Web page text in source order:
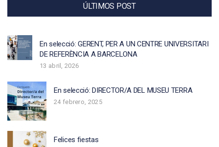
ÚLTIMOS POST
En selecció: GERENT, PER A UN CENTRE UNIVERSITARI
DE REFERÈNCIA A BARCELONA
13 abril, 2026
En selecció: DIRECTOR/A DEL MUSEU TERRA
24 febrero, 2025
Felices fiestas